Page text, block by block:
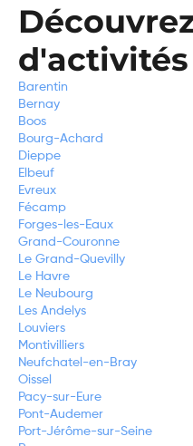
d'activités
Barentin
Bernay
Boos
Bourg-Achard
Dieppe
Elbeuf
Evreux
Fécamp
Forges-les-Eaux
Grand-Couronne
Le Grand-Quevilly
Le Havre
Le Neubourg
Les Andelys
Louviers
Montivilliers
Neufchatel-en-Bray
Oissel
Pacy-sur-Eure
Pont-Audemer
Port-Jérôme-sur-Seine